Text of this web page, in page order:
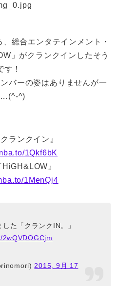
総合エンタテインメント・
」がクランクインしたそう
す！
バーの姿はありませんが一
…(^-^)
ランクイン』
1Qkf6bK
』
1MenQj4
た「クランクIN。」
2015, 9月 17